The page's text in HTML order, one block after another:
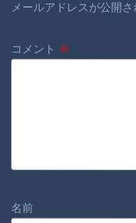
メールアドレスが公開
コメント ※
名前